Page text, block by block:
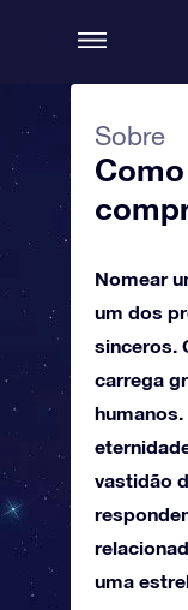
Sobre
Nomear
um dos
sinceros.
carrega
vastidão
uma